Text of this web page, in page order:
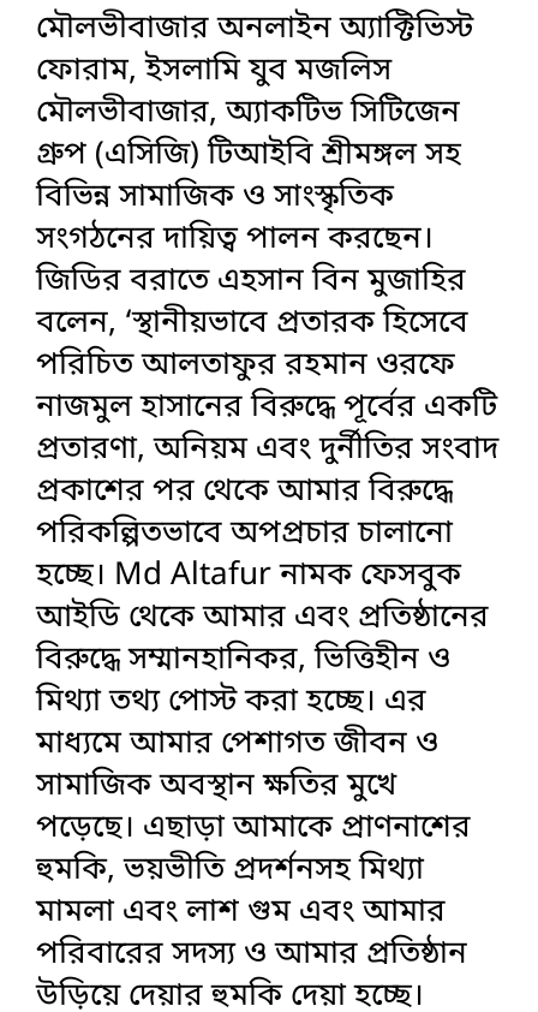
মৌলভীবাজার অনলাইন অ্যাক্টিভিস্ট
ফোরাম, ইসলামি যুব মজলিস
মৌলভীবাজার, অ্যাকটিভ সিটিজেন
গ্রুপ (এসিজি) টিআইবি শ্রীমঙ্গল সহ
বিভিন্ন সামাজিক ও সাংস্কৃতিক
সংগঠনের দায়িত্ব পালন করছেন।
জিডির বরাতে এহসান বিন মুজাহির
বলেন, ‘স্থানীয়ভাবে প্রতারক হিসেবে
পরিচিত আলতাফুর রহমান ওরফে
নাজমুল হাসানের বিরুদ্ধে পূর্বের একটি
প্রতারণা, অনিয়ম এবং দুর্নীতির সংবাদ
প্রকাশের পর থেকে আমার বিরুদ্ধে
পরিকল্পিতভাবে অপপ্রচার চালানো
হচ্ছে। Md Altafur নামক ফেসবুক
আইডি থেকে আমার এবং প্রতিষ্ঠানের
বিরুদ্ধে সম্মানহানিকর, ভিত্তিহীন ও
মিথ্যা তথ্য পোস্ট করা হচ্ছে। এর
মাধ্যমে আমার পেশাগত জীবন ও
সামাজিক অবস্থান ক্ষতির মুখে
পড়েছে। এছাড়া আমাকে প্রাণনাশের
হুমকি, ভয়ভীতি প্রদর্শনসহ মিথ্যা
মামলা এবং লাশ গুম এবং আমার
পরিবারের সদস্য ও আমার প্রতিষ্ঠান
উড়িয়ে দেয়ার হুমকি দেয়া হচ্ছে।